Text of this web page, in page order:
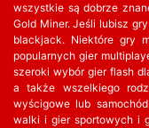
wszystkie są dobrze
Gold Miner. Jeśli lubisz
blackjack. Niektóre gry
popularnych gier
szeroki wybór gier flash
a także wszelkiego
wyścigowe lub
walki i gier sportowych i